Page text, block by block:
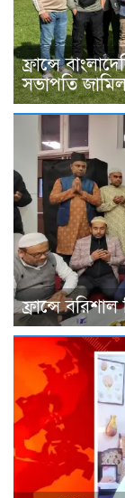
ফ্রান্সে
সভাপতি
ফ্রান্সে